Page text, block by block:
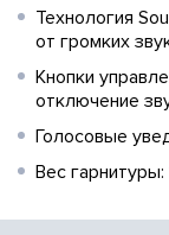
Технология
от громких
Кнопки
отключение
Голосовые
Вес гарнитуры: